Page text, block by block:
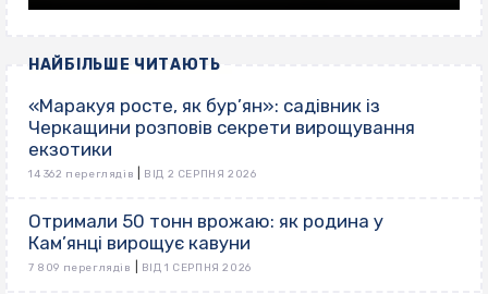
НАЙБІЛЬШЕ ЧИТАЮТЬ
«Маракуя росте, як бур’ян»: садівник із
Черкащини розповів секрети вирощування
екзотики
14 362 переглядів ВІД 2 СЕРПНЯ 2026
Отримали 50 тонн врожаю: як родина у
Кам’янці вирощує кавуни
7 809 переглядів ВІД 1 СЕРПНЯ 2026